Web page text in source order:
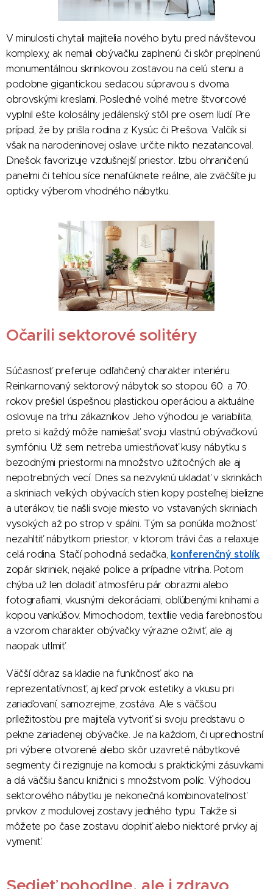
V minulosti chytali majitelia nového bytu pred návštevou
komplexy, ak nemali obývačku zaplnenú či skôr preplnenú
monumentálnou skrinkovou zostavou na celú stenu a
podobne gigantickou sedacou súpravou s dvoma
obrovskými kreslami. Posledné voľné metre štvorcové
vyplnil ešte kolosálny jedálenský stôl pre osem ľudí. Pre
prípad, že by prišla rodina z Kysúc či Prešova. Valčík si
však na narodeninovej oslave určite nikto nezatancoval.
Dnešok favorizuje vzdušnejší priestor. Izbu ohraničenú
panelmi či tehlou síce nenafúknete reálne, ale zväčšíte ju
opticky výberom vhodného nábytku.
Očarili sektorové solitéry
Súčasnosť preferuje odľahčený charakter interiéru.
Reinkarnovaný sektorový nábytok so stopou 60. a 70.
rokov prešiel úspešnou plastickou operáciou a aktuálne
oslovuje na trhu zákazníkov. Jeho výhodou je variabilita,
preto si každý môže namiešať svoju vlastnú obývačkovú
symfóniu. Už sem netreba umiestňovať kusy nábytku s
bezodnými priestormi na množstvo užitočných ale aj
nepotrebných vecí. Dnes sa nezvyknú ukladať v skrinkách
a skriniach veľkých obývacích stien kopy posteľnej bielizne
a uterákov, tie našli svoje miesto vo vstavaných skriniach
vysokých až po strop v spálni. Tým sa ponúkla možnosť
nezahltiť nábytkom priestor, v ktorom trávi čas a relaxuje
celá rodina. Stačí pohodlná sedačka, konferenčný stolík,
zopár skriniek, nejaké police a prípadne vitrína. Potom
chýba už len doladiť atmosféru pár obrazmi alebo
fotografiami, vkusnými dekoráciami, obľúbenými knihami a
kopou vankúšov. Mimochodom, textílie vedia farebnosťou
a vzorom charakter obývačky výrazne oživiť, ale aj
naopak utlmiť.
Väčší dôraz sa kladie na funkčnosť ako na
reprezentatívnosť, aj keď prvok estetiky a vkusu pri
zariaďovaní, samozrejme, zostáva. Ale s väčšou
príležitosťou pre majiteľa vytvoriť si svoju predstavu o
pekne zariadenej obývačke. Je na každom, či uprednostní
pri výbere otvorené alebo skôr uzavreté nábytkové
segmenty či rezignuje na komodu s praktickými zásuvkami
a dá väčšiu šancu knižnici s množstvom políc. Výhodou
sektorového nábytku je nekonečná kombinovateľnosť
prvkov z modulovej zostavy jedného typu. Takže si
môžete po čase zostavu doplniť alebo niektoré prvky aj
vymeniť.